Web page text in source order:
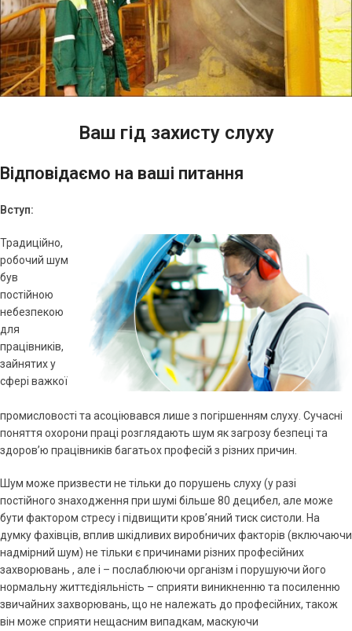
Ваш гід захисту слуху
Відповідаємо на ваші питання
Вступ:
Традиційно,
робочий шум
був
постійною
небезпекою
для
працівників,
зайнятих у
сфері важкої
промисловості та асоціювався лише з погіршенням слуху. Сучасні
поняття охорони праці розглядають шум як загрозу безпеці та
здоров’ю працівників багатьох професій з різних причин.
Шум може призвести не тільки до порушень слуху (у разі
постійного знаходження при шумі більше 80 децибел, але може
бути фактором стресу і підвищити кров’яний тиск систоли. На
думку фахівців, вплив шкідливих виробничих факторів (включаючи
надмірний шум) не тільки є причинами різних професійних
захворювань , але і – послаблюючи організм і порушуючи його
нормальну життєдіяльність – сприяти виникненню та посиленню
звичайних захворювань, що не належать до професійних, також
він може сприяти нещасним випадкам, маскуючи